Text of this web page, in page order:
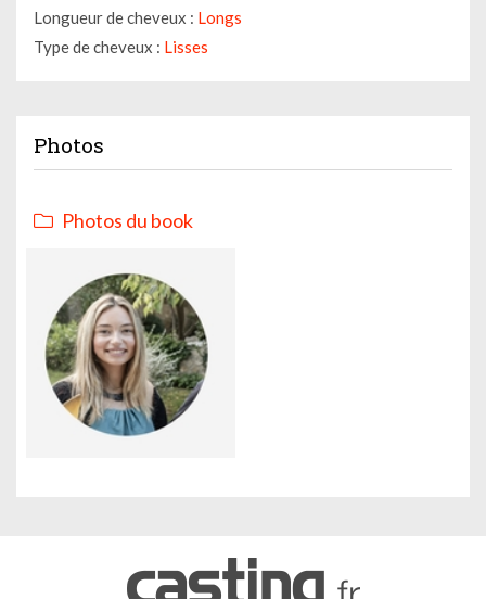
Longueur de cheveux : Longs
Type de cheveux : Lisses
Photos
Photos du book